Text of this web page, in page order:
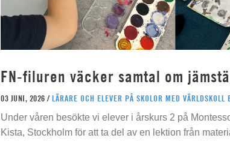
FN-filuren väcker samtal om
03 JUNI, 2026 / LÄRARE OCH ELEVER PÅ SKOLOR MED VÄRLDSKOLL
Under våren besökte vi elever i årskurs 2 på
Kista, Stockholm för att ta del av en lektion från